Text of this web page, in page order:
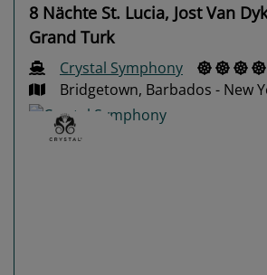
8 Nächte St. Lucia, Jost Van
Grand Turk
Crystal Symphony
Bridgetown, Barbados - New